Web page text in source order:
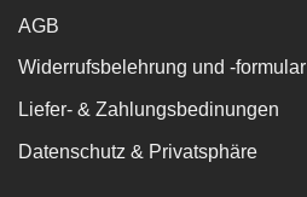
AGB
Widerrufsbelehrung und -formular
Liefer- & Zahlungsbedinungen
Datenschutz & Privatsphäre